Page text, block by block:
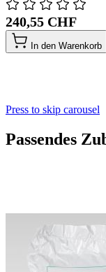
240,55 CHF
In den Warenkorb
Press to skip carousel
Passendes